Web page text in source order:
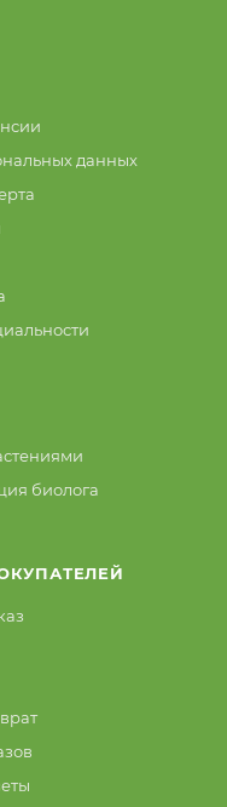
данных
биолога